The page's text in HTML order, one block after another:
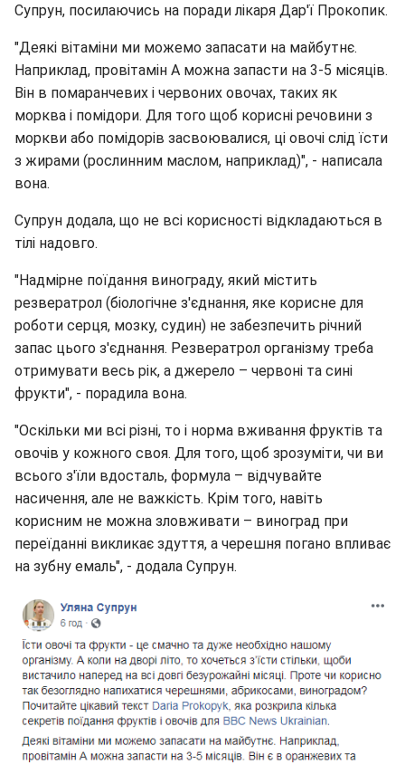
Супрун, посилаючись на поради лікаря Дар'ї Прокопик.
"Деякі вітаміни ми можемо запасати на майбутнє.
Наприклад, провітамін А можна запасти на 3-5 місяців.
Він в помаранчевих і червоних овочах, таких як
морква і помідори. Для того щоб корисні речовини з
моркви або помідорів засвоювалися, ці овочі слід їсти
з жирами (рослинним маслом, наприклад)", - написала
вона.
Супрун додала, що не всі корисності відкладаються в
тілі надовго.
"Надмірне поїдання винограду, який містить
резвератрол (біологічне з'єднання, яке корисне для
роботи серця, мозку, судин) не забезпечить річний
запас цього з'єднання. Резвератрол організму треба
отримувати весь рік, а джерело – червоні та сині
фрукти", - порадила вона.
"Оскільки ми всі різні, то і норма вживання фруктів та
овочів у кожного своя. Для того, щоб зрозуміти, чи ви
всього з'їли вдосталь, формула – відчувайте
насичення, але не важкість. Крім того, навіть
корисним не можна зловживати – виноград при
переїданні викликає здуття, а черешня погано впливає
на зубну емаль", - додала Супрун.